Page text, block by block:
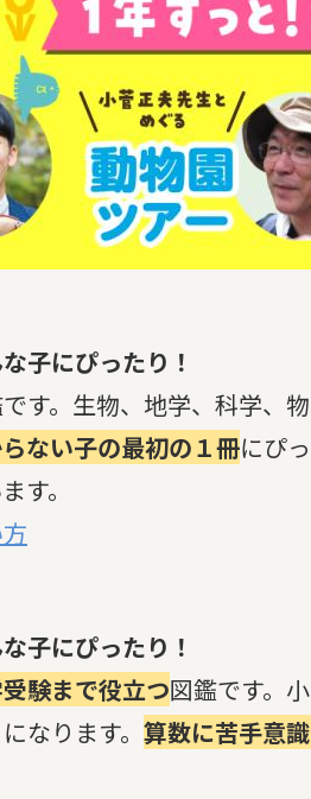
子にぴったり！
す。生物、地学、科学、
ない子の最初の１冊にぴ
す。
子にぴったり！
験まで役立つ図鑑です。
なります。 算数に苦手意